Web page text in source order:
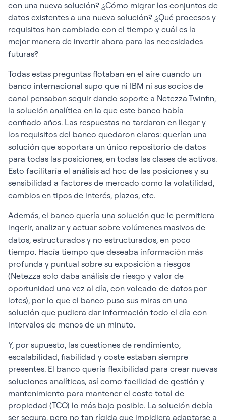
con una nueva solución? ¿Cómo migrar los conjuntos de
datos existentes a una nueva solución? ¿Qué procesos y
requisitos han cambiado con el tiempo y cuál es la
mejor manera de invertir ahora para las necesidades
futuras?
Todas estas preguntas flotaban en el aire cuando un
banco internacional supo que ni IBM ni sus socios de
canal pensaban seguir dando soporte a Netezza Twinfin,
la solución analítica en la que este banco había
confiado años. Las respuestas no tardaron en llegar y
los requisitos del banco quedaron claros: querían una
solución que soportara un único repositorio de datos
para todas las posiciones, en todas las clases de activos.
Esto facilitaría el análisis ad hoc de las posiciones y su
sensibilidad a factores de mercado como la volatilidad,
cambios en tipos de interés, plazos, etc.
Además, el banco quería una solución que le permitiera
ingerir, analizar y actuar sobre volúmenes masivos de
datos, estructurados y no estructurados, en poco
tiempo. Hacía tiempo que deseaba información más
profunda y puntual sobre su exposición a riesgos
(Netezza solo daba análisis de riesgo y valor de
oportunidad una vez al día, con volcado de datos por
lotes), por lo que el banco puso sus miras en una
solución que pudiera dar información todo el día con
intervalos de menos de un minuto.
Y, por supuesto, las cuestiones de rendimiento,
escalabilidad, fiabilidad y coste estaban siempre
presentes. El banco quería flexibilidad para crear nuevas
soluciones analíticas, así como facilidad de gestión y
mantenimiento para mantener el coste total de
propiedad (TCO) lo más bajo posible. La solución debía
ser segura, pero no tan rígida que impidiera adaptarse a